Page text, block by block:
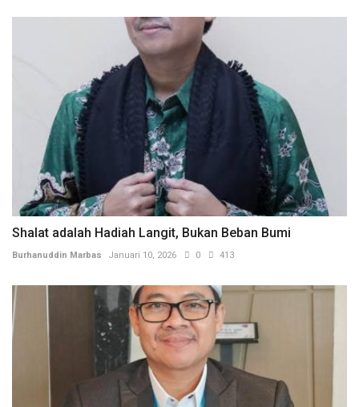
Shalat adalah Hadiah Langit, Bukan Beban Bumi
Burhanuddin Marbas Januari 10, 2026 0 413